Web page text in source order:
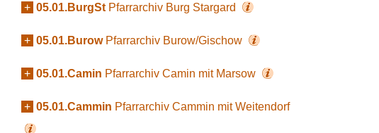
+ 05.01.BurgSt Pfarrarchiv Burg Stargard
+ 05.01.Burow Pfarrarchiv Burow/Gischow
+ 05.01.Camin Pfarrarchiv Camin mit Marsow
+ 05.01.Cammin Pfarrarchiv Cammin mit Weitendorf